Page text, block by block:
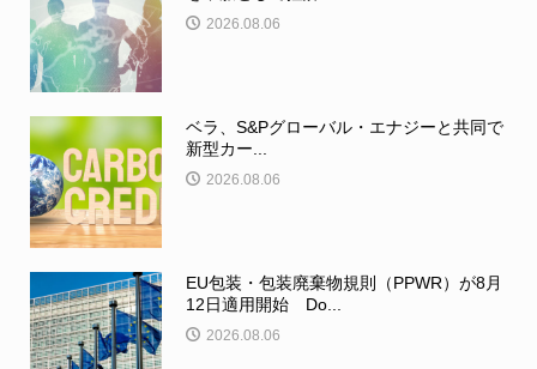
2026.08.06
ベラ、S&Pグローバル・エナジーと共同で
新型カー...
2026.08.06
EU包装・包装廃棄物規則（PPWR）が8月
12日適用開始 Do...
2026.08.06